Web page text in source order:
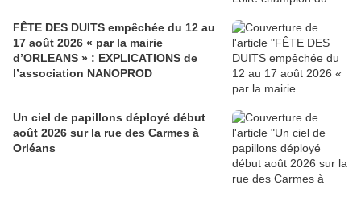
FÊTE DES DUITS empêchée du 12 au
17 août 2026 « par la mairie
d’ORLEANS » : EXPLICATIONS de
l’association NANOPROD
Un ciel de papillons déployé début
août 2026 sur la rue des Carmes à
Orléans